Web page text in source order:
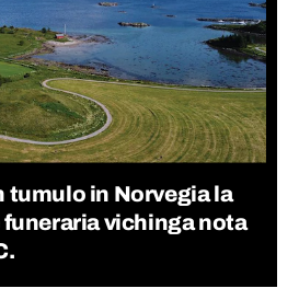
tumulo in Norvegia la
vichinga nota